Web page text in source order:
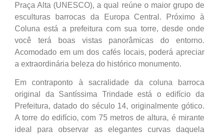
Praça Alta (UNESCO), a qual reúne o maior grupo de
esculturas barrocas da Europa Central. Próximo à
Coluna está a prefeitura com sua torre, desde onde
você terá boas vistas panorâmicas do entorno.
Acomodado em um dos cafés locais, poderá apreciar
a extraordinária beleza do histórico monumento.
Em contraponto à sacralidade da coluna barroca
original da Santíssima Trindade está o edifício da
Prefeitura, datado do século 14, originalmente gótico.
A torre do edifício, com 75 metros de altura, é mirante
ideal para observar as elegantes curvas daquela